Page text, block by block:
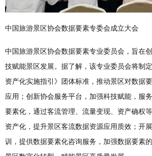
中国旅游景区协会数据要素专委会成立大会
中国旅游景区协会数据要素专业委员会，旨在
技赋能景区发展。据了解，该专业委员会将制
资产化实施指引》团体标准，推动景区对数据
应用；创新协会服务平台，加强科技赋能，服
要素化，通过客流管理、流量变现、资产确权
资产化，提升景区客流数据资源应用质效；开
训，提供数据要素化咨询服务，加强数据要素